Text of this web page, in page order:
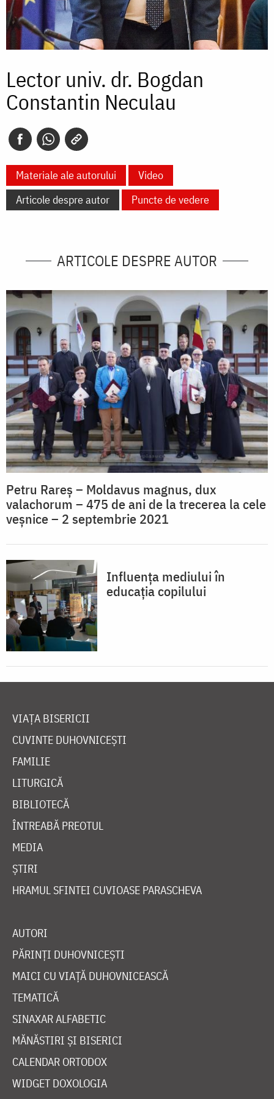
Lector univ. dr. Bogdan
Constantin Neculau
Materiale ale autorului
Video
Articole despre autor
Puncte de vedere
ARTICOLE DESPRE AUTOR
Petru Rareş – Moldavus magnus, dux
valachorum – 475 de ani de la trecerea la cele
veșnice – 2 septembrie 2021
Influența mediului în
educația copilului
VIAȚA BISERICII
CUVINTE DUHOVNICEȘTI
FAMILIE
LITURGICĂ
BIBLIOTECĂ
ÎNTREABĂ PREOTUL
MEDIA
ȘTIRI
HRAMUL SFINTEI CUVIOASE PARASCHEVA
AUTORI
PĂRINȚI DUHOVNICEȘTI
MAICI CU VIAȚĂ DUHOVNICEASCĂ
TEMATICĂ
SINAXAR ALFABETIC
MĂNĂSTIRI ȘI BISERICI
CALENDAR ORTODOX
WIDGET DOXOLOGIA